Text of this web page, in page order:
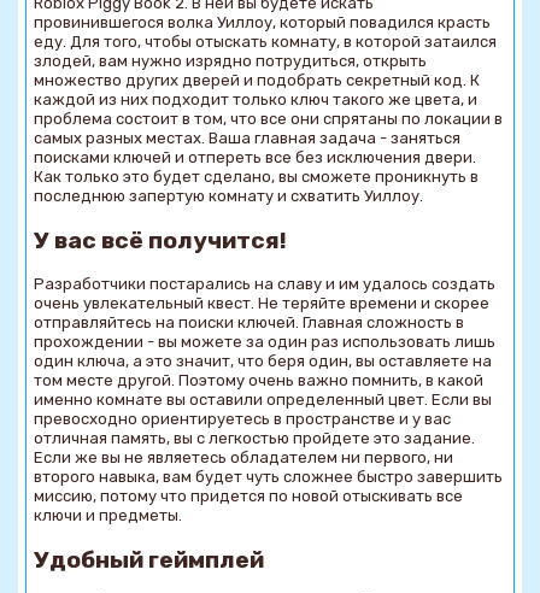
провинившегося волка Уиллоу, который повадился красть
еду. Для того, чтобы отыскать комнату, в которой затаился
злодей, вам нужно изрядно потрудиться, открыть
множество других дверей и подобрать секретный код. К
каждой из них подходит только ключ такого же цвета, и
проблема состоит в том, что все они спрятаны по локации в
самых разных местах. Ваша главная задача - заняться
поисками ключей и отпереть все без исключения двери.
Как только это будет сделано, вы сможете проникнуть в
последнюю запертую комнату и схватить Уиллоу.
У вас всё получится!
Разработчики постарались на славу и им удалось создать
очень увлекательный квест. Не теряйте времени и скорее
отправляйтесь на поиски ключей. Главная сложность в
прохождении - вы можете за один раз использовать лишь
один ключа, а это значит, что беря один, вы оставляете на
том месте другой. Поэтому очень важно помнить, в какой
именно комнате вы оставили определенный цвет. Если вы
превосходно ориентируетесь в пространстве и у вас
отличная память, вы с легкостью пройдете это задание.
Если же вы не являетесь обладателем ни первого, ни
второго навыка, вам будет чуть сложнее быстро завершить
миссию, потому что придется по новой отыскивать все
ключи и предметы.
Удобный геймплей